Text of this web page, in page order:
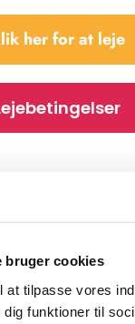
bruger cookies
at tilpasse vores
funktioner til
her for at leje
Jägermeister